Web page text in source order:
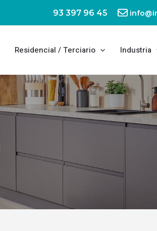
93 397 96 45
Residencial / Terciario Industria